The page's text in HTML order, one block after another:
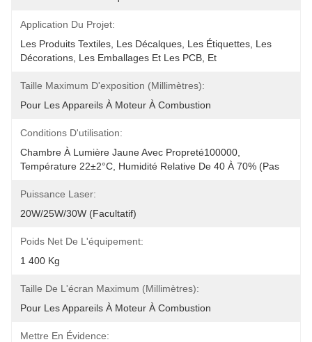
Application Du Projet:
Les Produits Textiles, Les Décalques, Les Étiquettes, Les
Décorations, Les Emballages Et Les PCB, Et
Taille Maximum D'exposition (millimètres):
Pour Les Appareils À Moteur À Combustion
Conditions D'utilisation:
Chambre À Lumière Jaune Avec Propreté100000,
Température 22±2°C, Humidité Relative De 40 À 70% (pas
Puissance Laser:
20W/25W/30W (facultatif)
Poids Net De L'équipement:
1 400 Kg
Taille De L'écran Maximum (millimètres):
Pour Les Appareils À Moteur À Combustion
Mettre En Évidence: